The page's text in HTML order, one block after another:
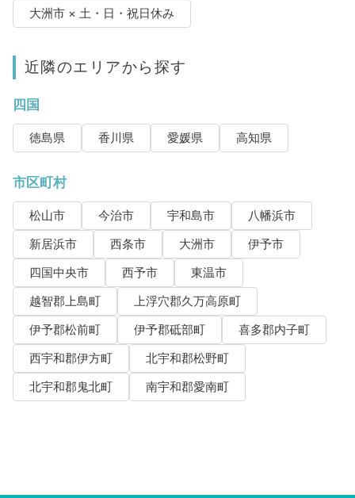
大洲市 × 土・日・祝日休み
近隣のエリアから探す
四国
徳島県 香川県 愛媛県 高知県
市区町村
松山市 今治市 宇和島市
八幡浜市
新居浜市
西条市 大洲市
伊予市
四国中央市
西予市
東温市
越智郡上島町
上浮穴郡久万高原町
伊予郡松前町
伊予郡砥部町
喜多郡内子町
西宇和郡伊方町
北宇和郡松野町
北宇和郡鬼北町
南宇和郡愛南町